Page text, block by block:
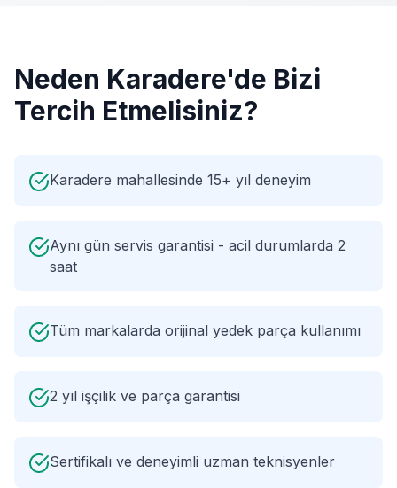
Neden Karadere'de Bizi
Tercih Etmelisiniz?
Karadere mahallesinde 15+ yıl deneyim
Aynı gün servis garantisi - acil durumlarda 2
saat
Tüm markalarda orijinal yedek parça kullanımı
2 yıl işçilik ve parça garantisi
Sertifikalı ve deneyimli uzman teknisyenler